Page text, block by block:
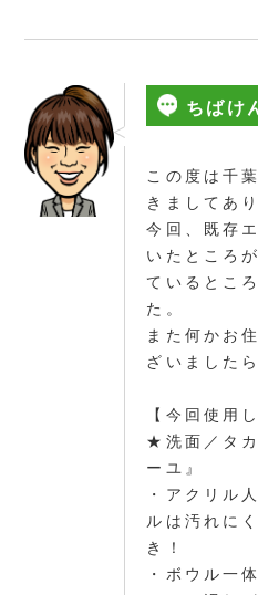
ちばけ
この度は千
きましてあ
今回、既存
いたところ
ているとこ
た。
また何かお
ざいました
【今回使用
★洗面／タカ
ーユ』
・アクリル
ルは汚れに
き！
・ボウル一